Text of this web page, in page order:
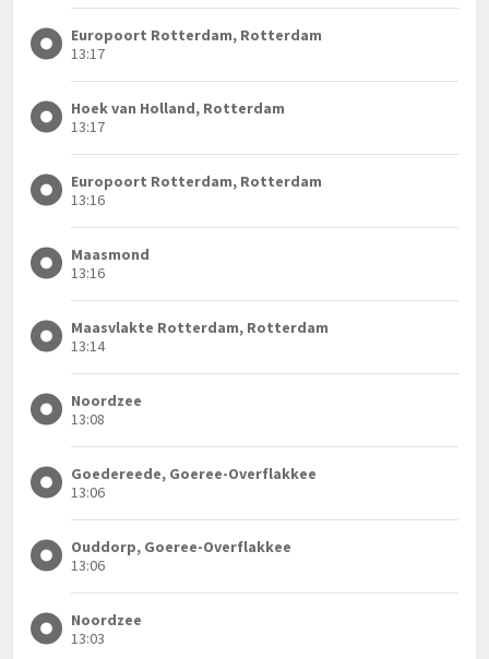
Europoort Rotterdam, Rotterdam
13:17
Hoek van Holland, Rotterdam
13:17
Europoort Rotterdam, Rotterdam
13:16
Maasmond
13:16
Maasvlakte Rotterdam, Rotterdam
13:14
Noordzee
13:08
Goedereede, Goeree-Overflakkee
13:06
Ouddorp, Goeree-Overflakkee
13:06
Noordzee
13:03